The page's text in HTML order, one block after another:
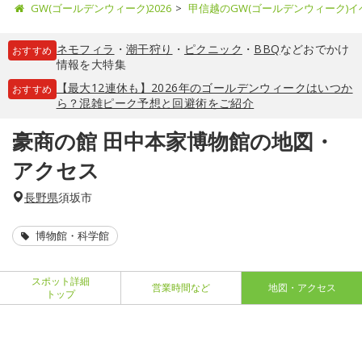
GW(ゴールデンウィーク)2026 甲信越のGW(ゴールデンウィーク)
おすすめ ネモフィラ ・ 潮干狩り ・ ピクニック ・ BBQなどおでかけ
情報を大特集
おすすめ
【最大12連休も】2026年のゴールデンウィークはいつか
ら？混雑ピーク予想と回避術をご紹介
豪商の館 田中本家博物館の地図・
アクセス
長野県須坂市
博物館・科学館
スポット詳細
トップ
営業時間など 地図・アクセス